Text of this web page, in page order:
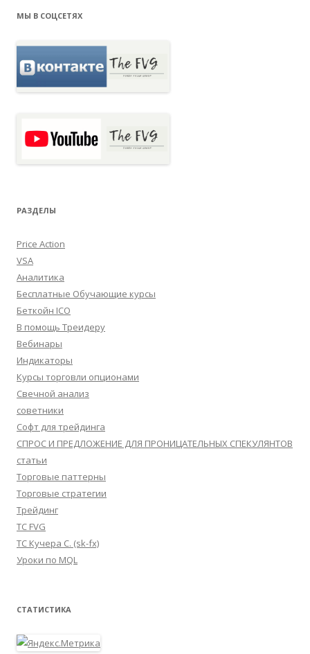
МЫ В СОЦСЕТЯХ
РАЗДЕЛЫ
Price Action
VSA
Аналитика
Бесплатные Обучающие курсы
Беткойн ICO
В помощь Треидеру
Вебинары
Индикаторы
Курсы торговли опционами
Свечной анализ
советники
Софт для трейдинга
СПРОС И ПРЕДЛОЖЕНИЕ ДЛЯ ПРОНИЦАТЕЛЬНЫХ СПЕКУЛЯНТОВ
статьи
Торговые паттерны
Торговые стратегии
Трейдинг
ТС FVG
ТС Кучера С. (sk-fx)
Уроки по MQL
СТАТИСТИКА